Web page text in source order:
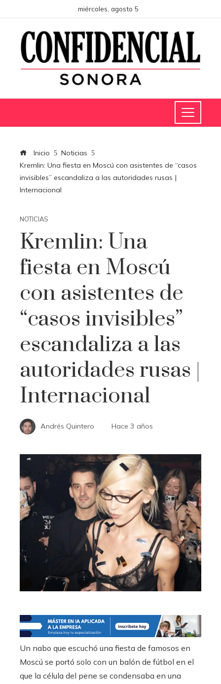
miércoles, agosto 5
Inicio
Noticias
Kremlin: Una fiesta en Moscú con asistentes de “casos
invisibles” escandaliza a las autoridades rusas |
Internacional
NOTICIAS
Kremlin: Una
fiesta en Moscú
con asistentes de
“casos invisibles”
escandaliza a las
autoridades rusas |
Internacional
Andrés Quintero Hace 3 años
Un nabo que escuchó una fiesta de famosos en
Moscú se portó solo con un balón de fútbol en el
que la célula del pene se condensaba en una